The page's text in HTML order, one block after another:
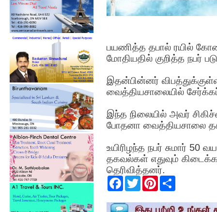
பயணித்த தபால் ரயில்
மோதியதில் குறித்த நபர்
இதன்பின்னர்
வைத்தியசாலையில்
இந்த நிலையில் அவர்
போதனா வைத்தியசாலை
உயிரிழந்த நபர் சுமார்
தகவல்கள் எதுவும்
தெரிவித்தனர்.
F
e
b
T
w
t
t
P
t
e
r
e